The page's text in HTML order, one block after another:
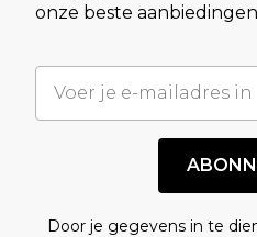
onze beste
Door je gegevens in te